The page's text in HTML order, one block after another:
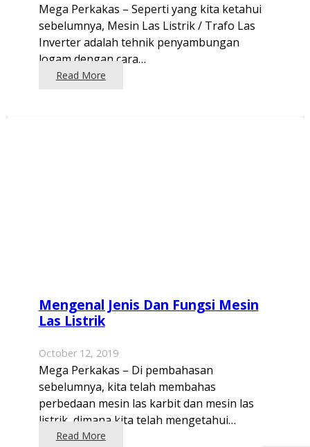
Mega Perkakas – Seperti yang kita ketahui
sebelumnya, Mesin Las Listrik / Trafo Las
Inverter adalah tehnik penyambungan
logam dengan cara…
Read More
Mengenal Jenis Dan Fungsi Mesin
Las Listrik
October 12, 2019
Mega Perkakas – Di pembahasan
sebelumnya, kita telah membahas
perbedaan mesin las karbit dan mesin las
listrik, dimana kita telah mengetahui…
Read More